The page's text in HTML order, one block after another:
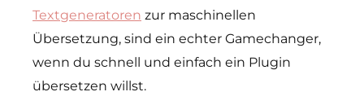
Textgeneratoren zur maschinellen
Übersetzung, sind ein echter Gamechanger,
wenn du schnell und einfach ein Plugin
übersetzen willst.